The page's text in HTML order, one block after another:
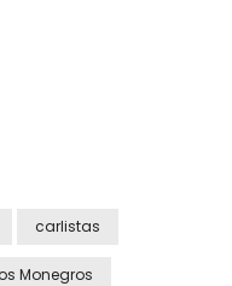
carlistas
Monegros